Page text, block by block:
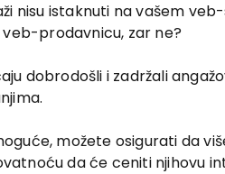
nisu istaknuti na vašem
prodavnicu, zar ne?
dobrodošli i zadržali
možete osigurati da
da će ceniti njihovu